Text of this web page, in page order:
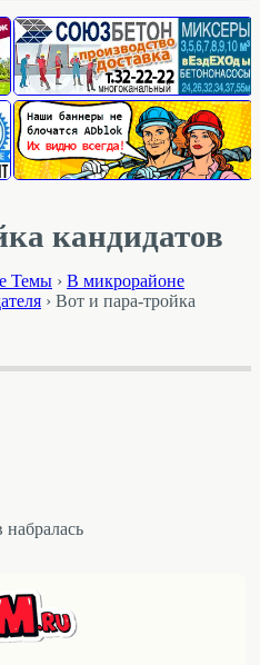
кандидатов
Темы › В микрорайоне
› Вот и пара-тройка